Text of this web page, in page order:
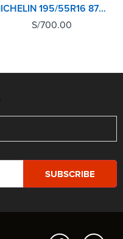
MICHELIN 195/55R16 87V XL TL PRIMACY 4+
S/700.00